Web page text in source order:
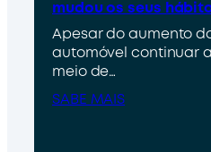
mudou os seus
Apesar do aumento
automóvel continuar
meio de…
SABE MAIS